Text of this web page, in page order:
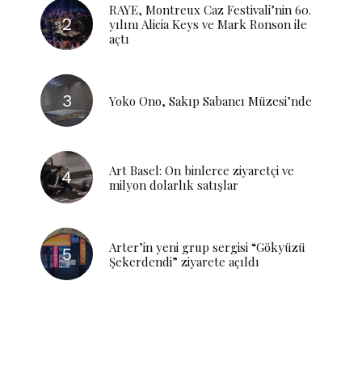
RAYE, Montreux Caz Festivali’nin 60.
yılını Alicia Keys ve Mark Ronson ile
açtı
Yoko Ono, Sakıp Sabancı Müzesi’nde
Art Basel: On binlerce ziyaretçi ve
milyon dolarlık satışlar
Arter’in yeni grup sergisi “Gökyüzü
Şekerdendi” ziyarete açıldı